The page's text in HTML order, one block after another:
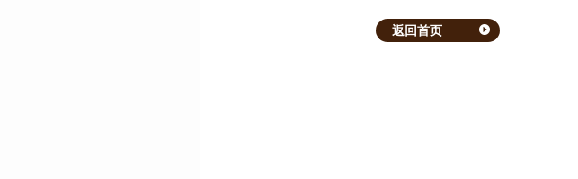
返回首页